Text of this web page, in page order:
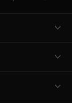
expand_more
expand_more
expand_more